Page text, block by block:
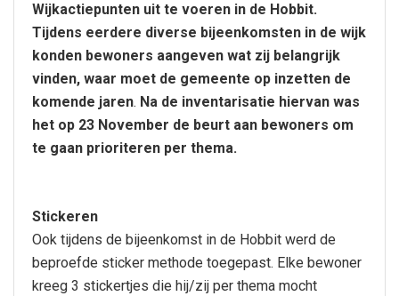
Wijkactiepunten uit te voeren in de Hobbit.
Tijdens eerdere diverse bijeenkomsten in de wijk
konden bewoners aangeven wat zij belangrijk
vinden, waar moet de gemeente op inzetten de
komende jaren. Na de inventarisatie hiervan was
het op 23 November de beurt aan bewoners om
te gaan prioriteren per thema.
Stickeren
Ook tijdens de bijeenkomst in de Hobbit werd de
beproefde sticker methode toegepast. Elke bewoner
kreeg 3 stickertjes die hij/zij per thema mocht